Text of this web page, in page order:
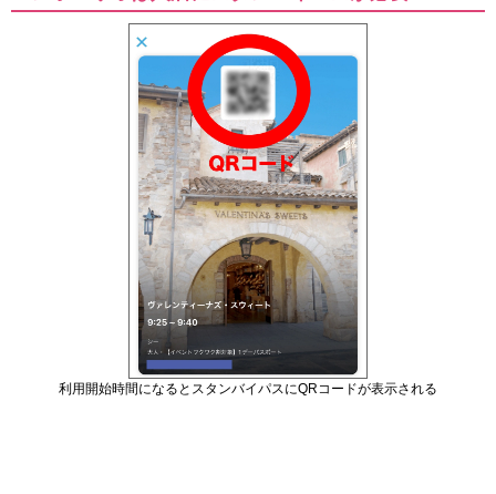
利用開始時間になるとスタンバイパスにQRコードが表示される